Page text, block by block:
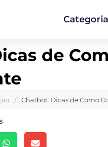
de
/ Chatbot: Dicas de Como